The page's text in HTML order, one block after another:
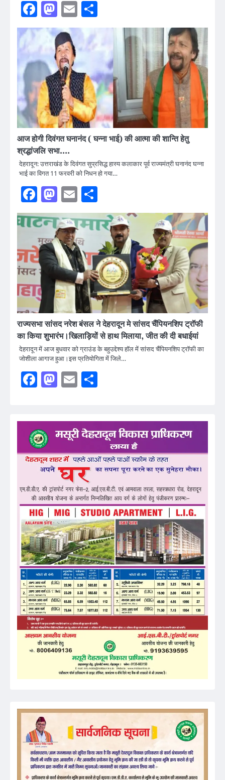
Facebook
Mastodon
Email
आज होगी दिवंगत घनानंद ( घन्ना भाई) की आत्मा की शान्ति हेतु
श्रद्धांजलि सभा….
देहरादून: उत्तराखंड के दिवंगत सुप्रसिद्ध हास्य कलाकार पूर्व राज्यमंत्री घनानंद घन्ना
भाई का विगत 11 फरवरी को निधन हो गया…
Facebook
Mastodon
Email
राज्यसभा सांसद नरेश बंसल ने देहरादून मे सांसद चैंपियनशिप ट्रॉफी
का किया शुभारंभ।खिलाड़ियों से हाथ मिलाया, जीत की दी बधाईयां
देहरादून में आज बुधवार को ग्राउंड के बहुउद्देश्य हॉल में सांसद चैंपियनशिप ट्रॉफी का
जोशीला आगाज हुआ।इस प्रतियोगिता में जिले…
Facebook
Mastodon
Email